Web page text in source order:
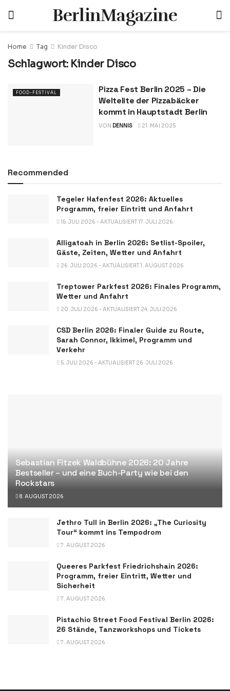
BerlinMagazine
Home Tag Kinder Disco
Schlagwort: Kinder Disco
FOOD-FESTIVAL
Pizza Fest Berlin 2025 – Die
Weltelite der Pizzabäcker
kommt in Hauptstadt Berlin
VON DENNIS 21. MAI 2025
Recommended
Tegeler Hafenfest 2026: Aktuelles
Programm, freier Eintritt und Anfahrt
15. JULI 2026 - AKTUALISIERT 17. JULI 2026
Alligatoah in Berlin 2026: Setlist-Spoiler,
Gäste, Zeiten, Wetter und Anfahrt
26. JULI 2026 - AKTUALISIERT 1. AUGUST 2026
Treptower Parkfest 2026: Finales Programm,
Wetter und Anfahrt
20. JULI 2026 - AKTUALISIERT 24. JULI 2026
CSD Berlin 2026: Finaler Guide zu Route,
Sarah Connor, Ikkimel, Programm und
Verkehr
5. JULI 2026 - AKTUALISIERT 26. JULI 2026
Sebastian Fitzek Waldbühne 2026: 20 Jahre
Bestseller – und eine Buch-Party wie bei den
Rockstars
8. AUGUST 2026
Jethro Tull in Berlin 2026: „The Curiosity
Tour“ kommt ins Tempodrom
7. AUGUST 2026
Queeres Parkfest Friedrichshain 2026:
Programm, freier Eintritt, Wetter und
Sicherheit
7. AUGUST 2026
Pistachio Street Food Festival Berlin 2026:
26 Stände, Tanzworkshops und Tickets
7. AUGUST 2026